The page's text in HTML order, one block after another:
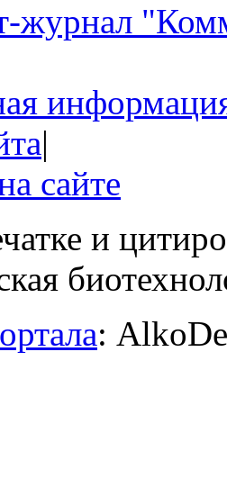
журнал
|
сайте
и
: